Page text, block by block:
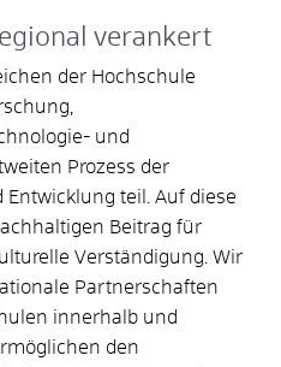
verankert
der Hochschule
und
Prozess der
teil. Auf diese
Beitrag für
Verständigung. Wir
Partnerschaften
innerhalb und
den